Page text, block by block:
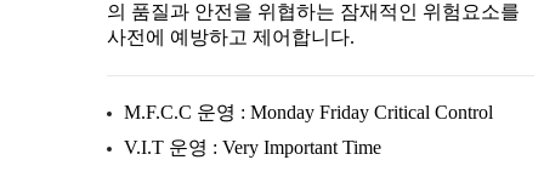
의 품질과 안전을 위협하는 잠재적인 위험요소를
사전에 예방하고 제어합니다.
M.F.C.C 운영 : Monday Friday Critical Control
V.I.T 운영 : Very Important Time